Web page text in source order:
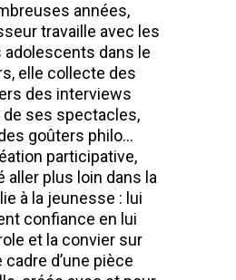
années,
travaille avec les
dans le
elle collecte des
des interviews
de ses spectacles,
goûters philo…
participative,
aller plus loin dans la
à la jeunesse : lui
confiance en lui
et la convier sur
d’une pièce